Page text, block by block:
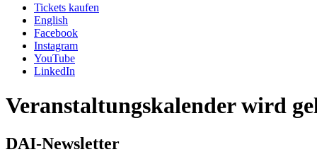
Tickets kaufen
English
Facebook
Instagram
YouTube
LinkedIn
Veranstaltungskalender wird
DAI-Newsletter